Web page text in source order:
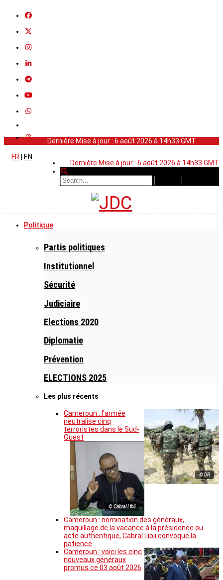
Dernière Mise à jour : 6 août 2026 à 14h33 GMT
Dernière Mise à jour : 6 août 2026 à 14h33 GMT
FR
EN
Politique
Partis politiques
Institutionnel
Sécurité
Judiciaire
Elections 2020
Diplomatie
Prévention
ELECTIONS 2025
Les plus récents
© DR
Cameroun : l’armée
neutralise cinq
terroristes dans le Sud-
Ouest
© Cabral Libii
Cameroun : nomination des généraux,
maquillage de la vacance à la présidence ou
acte authentique, Cabral Libii convoque la
patience
Cameroun : voici les cinq
nouveaux généraux
promus ce 03 août 2026